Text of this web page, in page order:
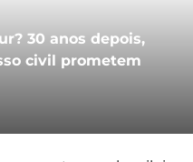
30 anos depois,
civil prometem